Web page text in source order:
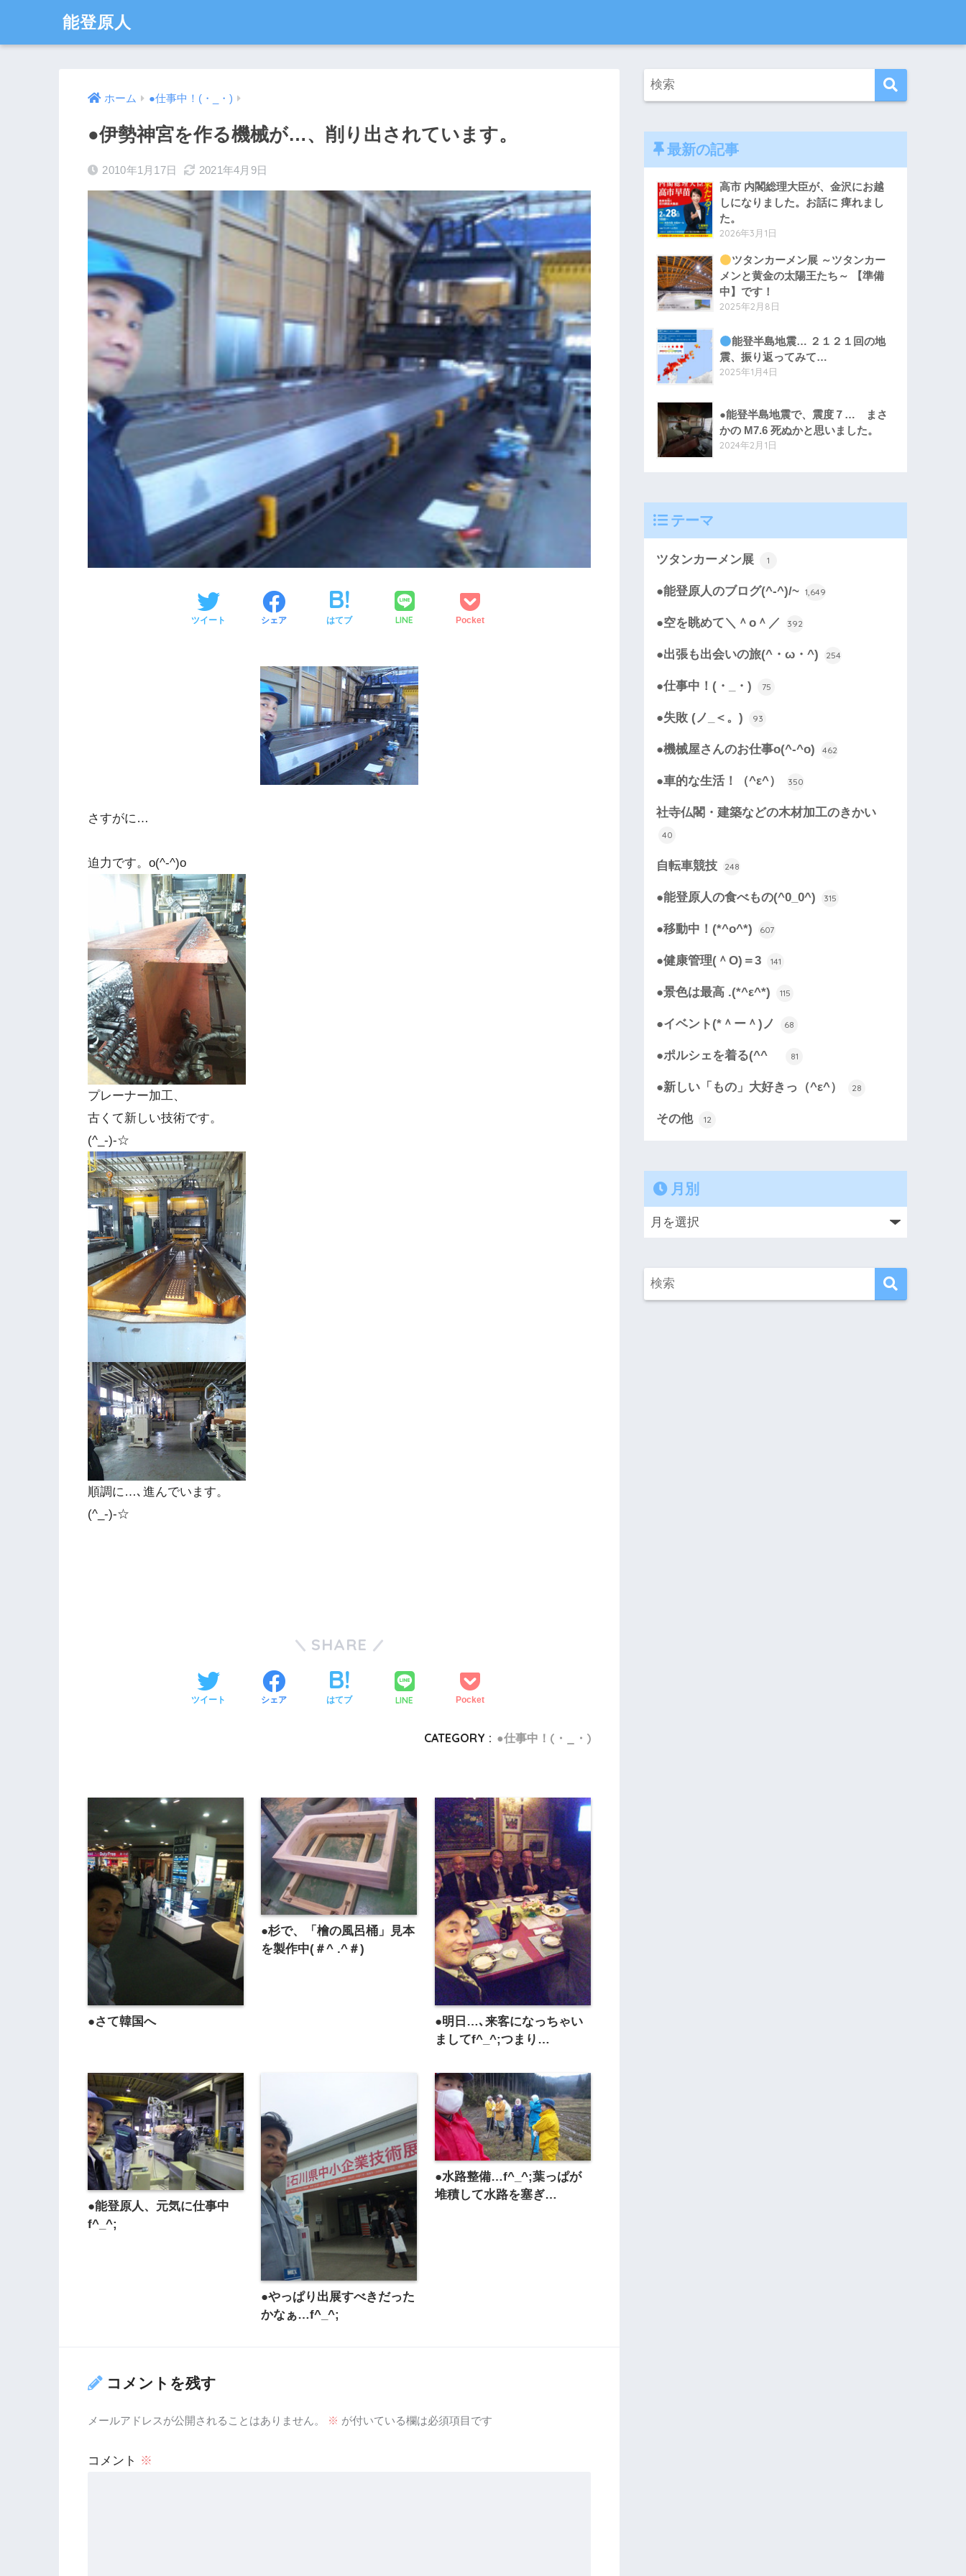
能登原人
ホーム ●仕事中！(・_・)
●伊勢神宮を作る機械が…、削り出されています。
2010年1月17日 2021年4月9日
ツイート シェア はてブ LINE Pocket
さすがに…
迫力です。o(^-^)o
プレーナー加工、
古くて新しい技術です。
(^_-)-☆
順調に…､進んでいます。
(^_-)-☆
SHARE
ツイート シェア はてブ LINE Pocket
CATEGORY : ●仕事中！(・_・)
●さて韓国へ
●杉で、「檜の風呂桶」見本
を製作中(＃^ .^＃)
●明日…､来客になっちゃい
ましてf^_^;つまり…
●能登原人、元気に仕事中
f^_^;
●やっぱり出展すべきだった
かなぁ…f^_^;
●水路整備…f^_^;葉っぱが
堆積して水路を塞ぎ…
コメントを残す
メールアドレスが公開されることはありません。 ※ が付いている欄は必須項目です
コメント ※
最新の記事
高市 内閣総理大臣が、金沢にお越
しになりました。お話に 痺れまし
た。
2026年3月1日
ツタンカーメン展 ～ツタンカー
メンと黄金の太陽王たち～ 【準備
中】です！
2025年2月8日
能登半島地震… ２１２１回の地
震、振り返ってみて…
2025年1月4日
●能登半島地震で、震度７… まさ
かの M7.6 死ぬかと思いました。
2024年2月1日
テーマ
ツタンカーメン展 1
●能登原人のブログ(^-^)/~ 1,649
●空を眺めて＼＾o＾／ 392
●出張も出会いの旅(^・ω・^) 254
●仕事中！(・_・) 75
●失敗 (ノ_＜。) 93
●機械屋さんのお仕事o(^-^o) 462
●車的な生活！（^ε^） 350
社寺仏閣・建築などの木材加工のきかい
40
自転車競技 248
●能登原人の食べもの(^0_0^) 315
●移動中！(*^o^*) 607
●健康管理(＾O)＝3 141
●景色は最高 .(*^ε^*) 115
●イベント(*＾ー＾)ノ 68
●ポルシェを着る(^^ゞ 81
●新しい「もの」大好きっ（^ε^） 28
その他 12
月別